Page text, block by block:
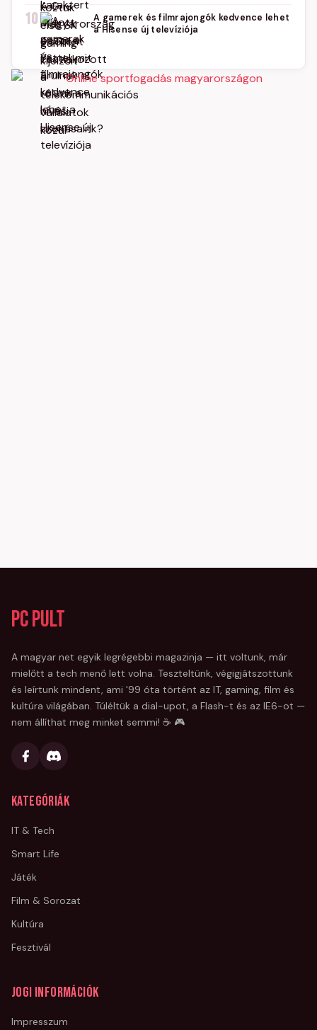
10
A gamerek és filmrajongók kedvence lehet
a Hisense új televíziója
PC Pult
A magyar net egyik legrégebbi magazinja — itt voltunk, már
mielőtt a tech menő lett volna. Teszteltünk, végigjátszottunk
és leírtunk mindent, ami '99 óta történt az IT, gaming, film és
kultúra világában. Túléltük a dial-upot, a Flash-t és az IE6-ot —
nem állíthat meg minket semmi! ☕ 🎮
Kategóriák
IT & Tech
Smart Life
Játék
Film & Sorozat
Kultúra
Fesztivál
Jogi információk
Impresszum